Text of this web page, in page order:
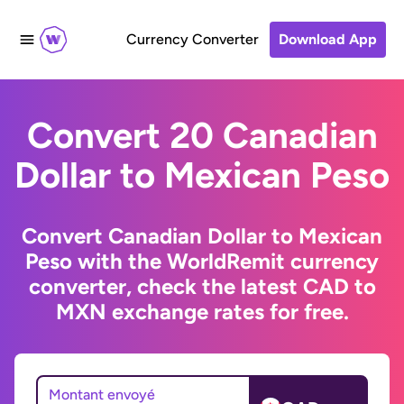
Currency Converter Download App
Convert 20 Canadian
Dollar to Mexican Peso
Convert Canadian Dollar to Mexican
Peso with the WorldRemit currency
converter, check the latest CAD to
MXN exchange rates for free.
Montant envoyé